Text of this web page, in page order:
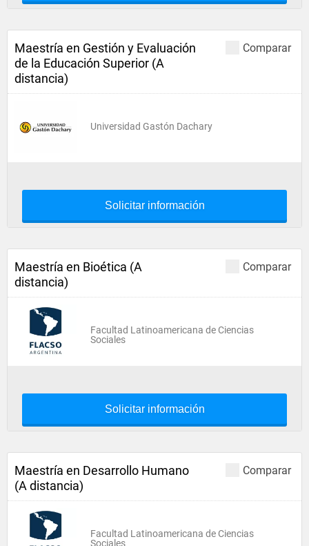
Comparar
Maestría en Gestión y Evaluación
de la Educación Superior (A
distancia)
Universidad Gastón Dachary
Solicitar información
Comparar
Maestría en Bioética (A
distancia)
Facultad Latinoamericana de Ciencias
Sociales
Solicitar información
Comparar
Maestría en Desarrollo Humano
(A distancia)
Facultad Latinoamericana de Ciencias
Sociales